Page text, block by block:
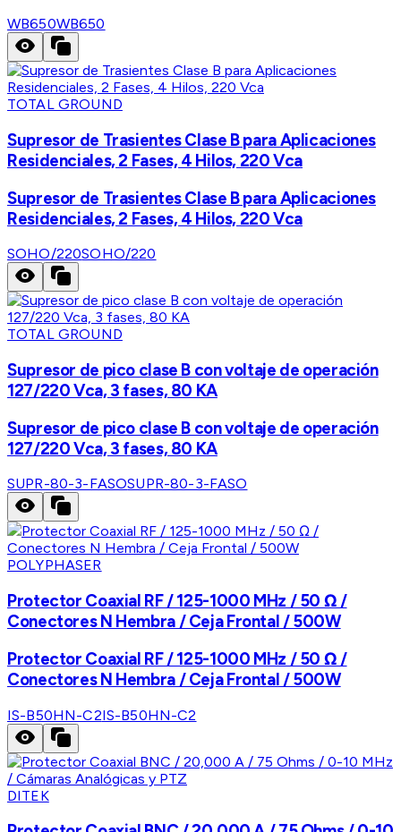
WB650WB650
TOTAL GROUND
Supresor de Trasientes Clase B para Aplicaciones
Residenciales, 2 Fases, 4 Hilos, 220 Vca
Supresor de Trasientes Clase B para Aplicaciones
Residenciales, 2 Fases, 4 Hilos, 220 Vca
SOHO/220SOHO/220
TOTAL GROUND
Supresor de pico clase B con voltaje de operación
127/220 Vca, 3 fases, 80 KA
Supresor de pico clase B con voltaje de operación
127/220 Vca, 3 fases, 80 KA
SUPR-80-3-FASOSUPR-80-3-FASO
POLYPHASER
Protector Coaxial RF / 125-1000 MHz / 50 Ω /
Conectores N Hembra / Ceja Frontal / 500W
Protector Coaxial RF / 125-1000 MHz / 50 Ω /
Conectores N Hembra / Ceja Frontal / 500W
IS-B50HN-C2IS-B50HN-C2
DITEK